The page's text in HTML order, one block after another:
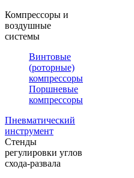
Компрессоры и
воздушные
системы
Винтовые
(роторные)
компрессоры
Поршневые
компрессоры
Пневматический
инструмент
Стенды
регулировки углов
схода-развала